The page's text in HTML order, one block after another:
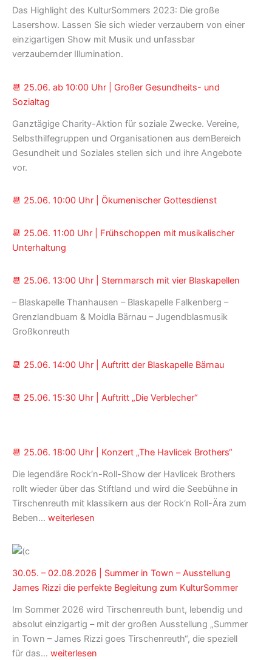
DOLCI
SIGNORI
–
der
Welthits
Das Highlight des KulturSommers 2023: Die große
Lasershow. Lassen Sie sich wieder verzaubern von einer
einzigartigen Show mit Musik und unfassbar
verzaubernder Illumination.
📆 25.06. ab 10:00 Uhr | Großer Gesundheits- und
Sozialtag
Ganztägige Charity-Aktion für soziale Zwecke. Vereine,
Selbsthilfegruppen und Organisationen aus demBereich
Gesundheit und Soziales stellen sich und ihre Angebote
vor.
📆 25.06. 10:00 Uhr | Ökumenischer Gottesdienst
📆 25.06. 11:00 Uhr | Frühschoppen mit musikalischer
Unterhaltung
📆 25.06. 13:00 Uhr | Sternmarsch mit vier Blaskapellen
– Blaskapelle Thanhausen – Blaskapelle Falkenberg –
Grenzlandbuam & Moidla Bärnau – Jugendblasmusik
Großkonreuth
📆 25.06. 14:00 Uhr | Auftritt der Blaskapelle Bärnau
📆 25.06. 15:30 Uhr | Auftritt „Die Verblecher“
📆 25.06. 18:00 Uhr | Konzert „The Havlicek Brothers“
Die legendäre Rock‘n-Roll-Show der Havlicek Brothers
rollt wieder über das Stiftland und wird die Seebühne in
Tirschenreuth mit klassikern aus der Rock‘n Roll-Ära zum
Beben… 📆 25.06.
Konzert
„The
Havlicek
Brothers“
weiterlesen
30.05. – 02.08.2026 | Summer in Town – Ausstellung
James Rizzi die perfekte Begleitung zum KulturSommer
Im Sommer 2026 wird Tirschenreuth bunt, lebendig und
absolut einzigartig – mit der großen Ausstellung „Summer
in Town – James Rizzi goes Tirschenreuth“, die speziell
für das… 30.05.
weiterlesen